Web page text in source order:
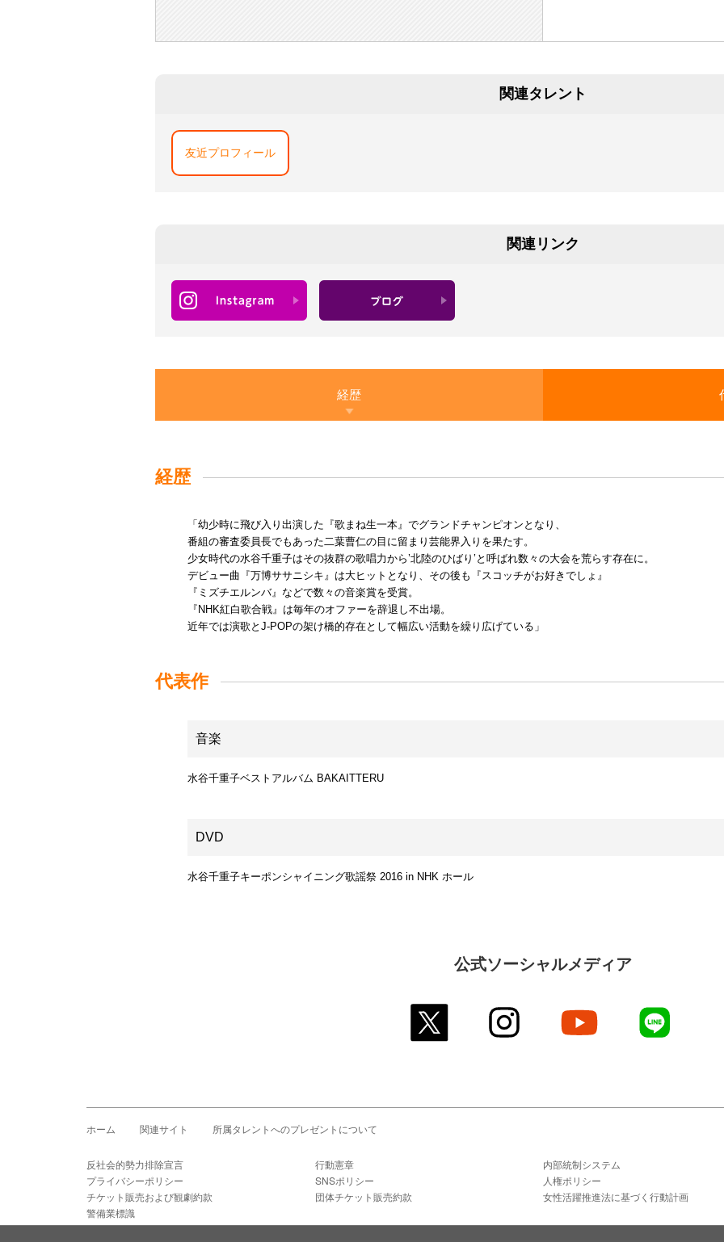
関連タレント
友近プロフィール
関連リンク
経歴
経歴
「幼少時に飛び入り出演した『歌まね生一本』でグランドチャンピオンとなり、
番組の審査委員長でもあった二葉曹仁の目に留まり芸能界入りを果たす。
少女時代の水谷千重子はその抜群の歌唱力から’北陸のひばり’と呼ばれ数々の大会を荒らす存在に。
デビュー曲『万博ササニシキ』は大ヒットとなり、その後も『スコッチがお好きでしょ』
『ミズチエルンバ』などで数々の音楽賞を受賞。
『NHK紅白歌合戦』は毎年のオファーを辞退し不出場。
近年では演歌とJ-POPの架け橋的存在として幅広い活動を繰り広げている」
代表作
音楽
水谷千重子ベストアルバム BAKAITTERU
DVD
水谷千重子キーポンシャイニング歌謡祭 2016 in NHK ホール
公式ソーシャルメディア
instagram youtube
ホーム 関連サイト 所属タレントへのプレゼントについて
反社会的勢力排除宣言 行動憲章
内部統制システム
プライバシーポリシー
SNSポリシー
人権ポリシー
チケット販売および観劇約款
団体チケット販売約款
女性活躍推進法に基づく行動計画
警備業標識